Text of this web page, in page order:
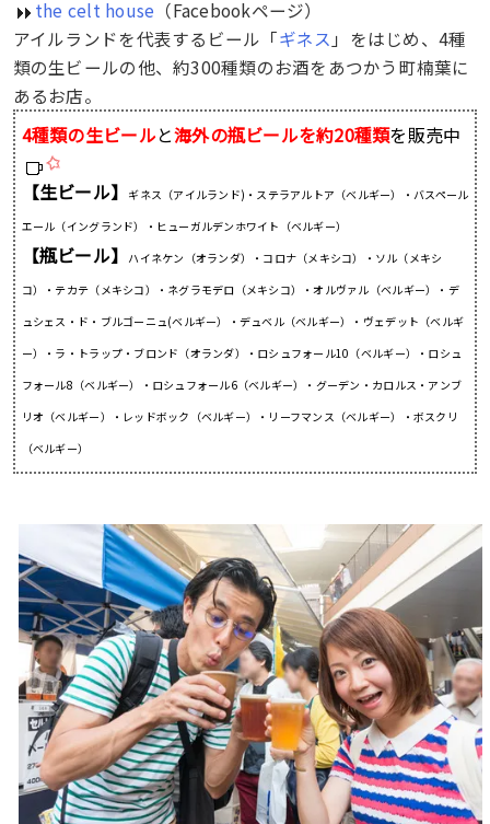
the celt house （Facebookページ）
アイルランドを代表するビール「ギネス 」をはじめ、4種
類の生ビールの他、約300種類のお酒をあつかう町楠葉に
あるお店。
4種類の生ビールと海外の瓶ビールを約20種類を販売中
【生ビール】
ギネス（アイルランド)・ステラアルトア（ベルギー）・バスペール
エール（イングランド）・ヒューガルデンホワイト（ベルギー）
【瓶ビール】
ハイネケン（オランダ）・コロナ（メキシコ）・ソル（メキシ
コ）・テカテ（メキシコ）・ネグラモデロ（メキシコ）・オルヴァル（ベルギー）・デ
ュシェス・ド・ブルゴーニュ(ベルギー）・デュベル（ベルギー）・ヴェデット（ベルギ
ー）・ラ・トラップ・ブロンド（オランダ）・ロシュフォール10（ベルギー）・ロシュ
フォール8（ベルギー）・ロシュフォール6（ベルギー）・グーデン・カロルス・アンブ
リオ（ベルギー）・レッドボック（ベルギー）・リーフマンス（ベルギー）・ボスクリ
（ベルギー）